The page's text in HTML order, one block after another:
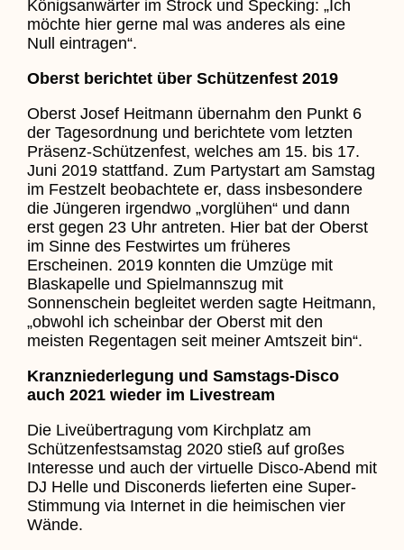
Königsanwärter im Strock und Specking: „Ich
möchte hier gerne mal was anderes als eine
Null eintragen“.
Oberst berichtet über Schützenfest 2019
Oberst Josef Heitmann übernahm den Punkt 6
der Tagesordnung und berichtete vom letzten
Präsenz-Schützenfest, welches am 15. bis 17.
Juni 2019 stattfand. Zum Partystart am Samstag
im Festzelt beobachtete er, dass insbesondere
die Jüngeren irgendwo „vorglühen“ und dann
erst gegen 23 Uhr antreten. Hier bat der Oberst
im Sinne des Festwirtes um früheres
Erscheinen. 2019 konnten die Umzüge mit
Blaskapelle und Spielmannszug mit
Sonnenschein begleitet werden sagte Heitmann,
„obwohl ich scheinbar der Oberst mit den
meisten Regentagen seit meiner Amtszeit bin“.
Kranzniederlegung und Samstags-Disco
auch 2021 wieder im Livestream
Die Liveübertragung vom Kirchplatz am
Schützenfestsamstag 2020 stieß auf großes
Interesse und auch der virtuelle Disco-Abend mit
DJ Helle und Disconerds lieferten eine Super-
Stimmung via Internet in die heimischen vier
Wände.